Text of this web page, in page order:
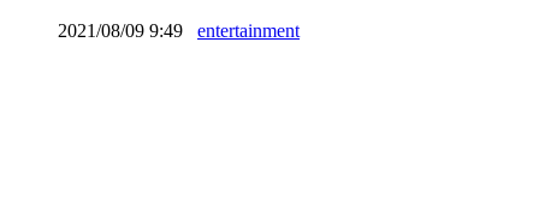
2021/08/09 9:49 entertainment